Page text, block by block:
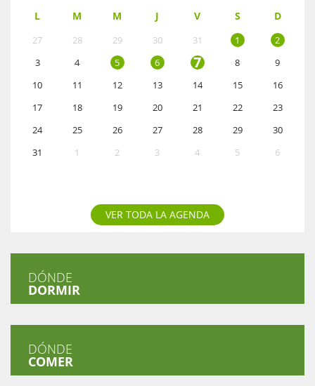
L M M J V S D
27 28 29 30 31 1
2
3
4 5 6 7 8
9
10
11 12 13 14 15
16
17
18 19 20 21 22
23
24
25 26 27 28 29
30
31
1 2 3 4 5 6
VER TODA LA AGENDA
DÓNDE
DORMIR
DÓNDE
COMER